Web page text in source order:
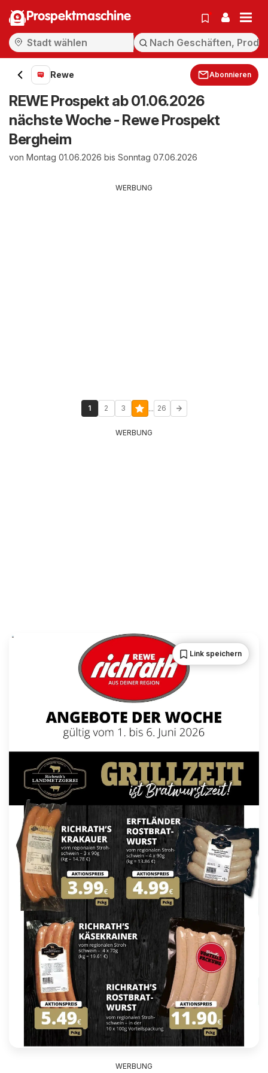
Prospektmaschine
Rewe Abonnieren
REWE Prospekt ab 01.06.2026
nächste Woche - Rewe Prospekt
Bergheim
von Montag 01.06.2026 bis Sonntag 07.06.2026
WERBUNG
1 2 3 ... 26
WERBUNG
Link speichern
WERBUNG